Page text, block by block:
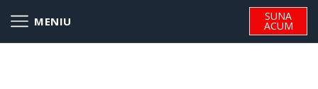
SUNA
ACUM